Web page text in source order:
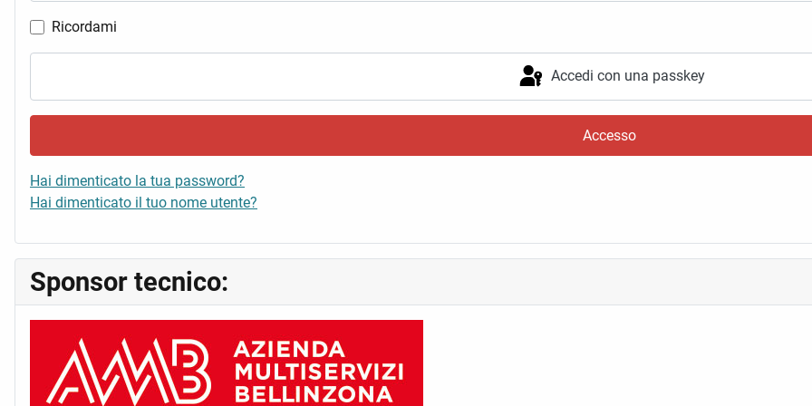
Ricordami
Accedi con una passkey
Accesso
Hai dimenticato la tua password?
Hai dimenticato il tuo nome utente?
Sponsor tecnico: